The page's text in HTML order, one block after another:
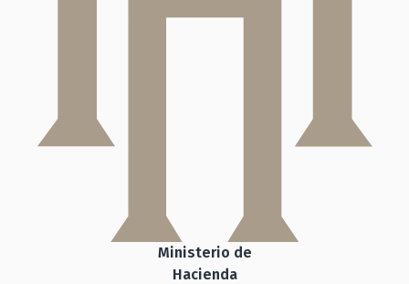
Ministerio de
Hacienda